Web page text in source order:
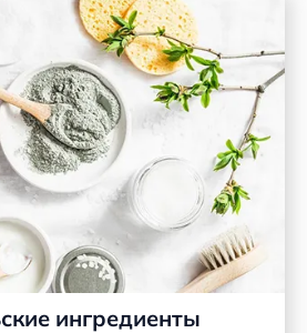
ингредиенты